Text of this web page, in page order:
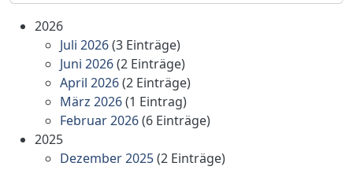
2026
Juli 2026(3 Einträge)
Juni 2026(2 Einträge)
April 2026(2 Einträge)
März 2026(1 Eintrag)
Februar 2026(6 Einträge)
2025
Dezember 2025(2 Einträge)